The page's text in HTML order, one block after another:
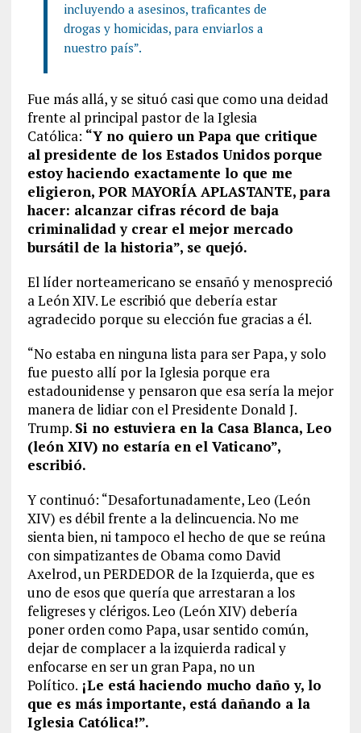
incluyendo a asesinos, traficantes de
drogas y homicidas, para enviarlos a
nuestro país”.
Fue más allá, y se situó casi que como una deidad
frente al principal pastor de la Iglesia
Católica: “Y no quiero un Papa que critique
al presidente de los Estados Unidos porque
estoy haciendo exactamente lo que me
eligieron, POR MAYORÍA APLASTANTE, para
hacer: alcanzar cifras récord de baja
criminalidad y crear el mejor mercado
bursátil de la historia”, se quejó.
El líder norteamericano se ensañó y menospreció
a León XIV. Le escribió que debería estar
agradecido porque su elección fue gracias a él.
“No estaba en ninguna lista para ser Papa, y solo
fue puesto allí por la Iglesia porque era
estadounidense y pensaron que esa sería la mejor
manera de lidiar con el Presidente Donald J.
Trump. Si no estuviera en la Casa Blanca, Leo
(león XIV) no estaría en el Vaticano”,
escribió.
Y continuó: “Desafortunadamente, Leo (León
XIV) es débil frente a la delincuencia. No me
sienta bien, ni tampoco el hecho de que se reúna
con simpatizantes de Obama como David
Axelrod, un PERDEDOR de la Izquierda, que es
uno de esos que quería que arrestaran a los
feligreses y clérigos. Leo (León XIV) debería
poner orden como Papa, usar sentido común,
dejar de complacer a la izquierda radical y
enfocarse en ser un gran Papa, no un
Político. ¡Le está haciendo mucho daño y, lo
que es más importante, está dañando a la
Iglesia Católica!”.